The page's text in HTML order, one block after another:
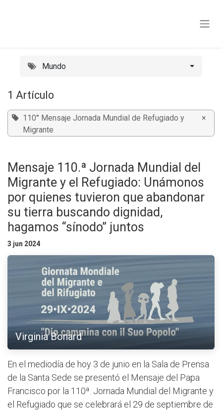
Mundo
1 Artículo
110° Mensaje Jornada Mundial de Refugiado y
Migrante
×
Mensaje 110.ª Jornada Mundial del
Migrante y el Refugiado: Unámonos
por quienes tuvieron que abandonar
su tierra buscando dignidad,
hagamos “sínodo” juntos
3 jun 2024
Virginia Bonard
En el mediodía de hoy 3 de junio en la Sala de Prensa
de la Santa Sede se presentó el Mensaje del Papa
Francisco por la 110ª. Jornada Mundial del Migrante y
el Refugiado que se celebrará el 29 de septiembre de